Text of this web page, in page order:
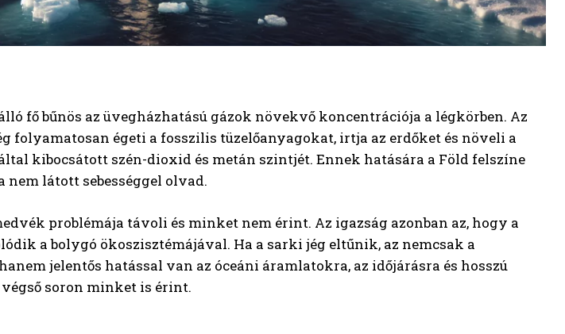
fő bűnös az üvegházhatású gázok növekvő koncentrációja a légkörben. Az
folyamatosan égeti a fosszilis tüzelőanyagokat, irtja az erdőket és növeli a
kibocsátott szén-dioxid és metán szintjét. Ennek hatására a Föld felszíne
nem látott sebességgel olvad.
problémája távoli és minket nem érint. Az igazság azonban az, hogy a
a bolygó ökoszisztémájával. Ha a sarki jég eltűnik, az nemcsak a
jelentős hatással van az óceáni áramlatokra, az időjárásra és hosszú
soron minket is érint.